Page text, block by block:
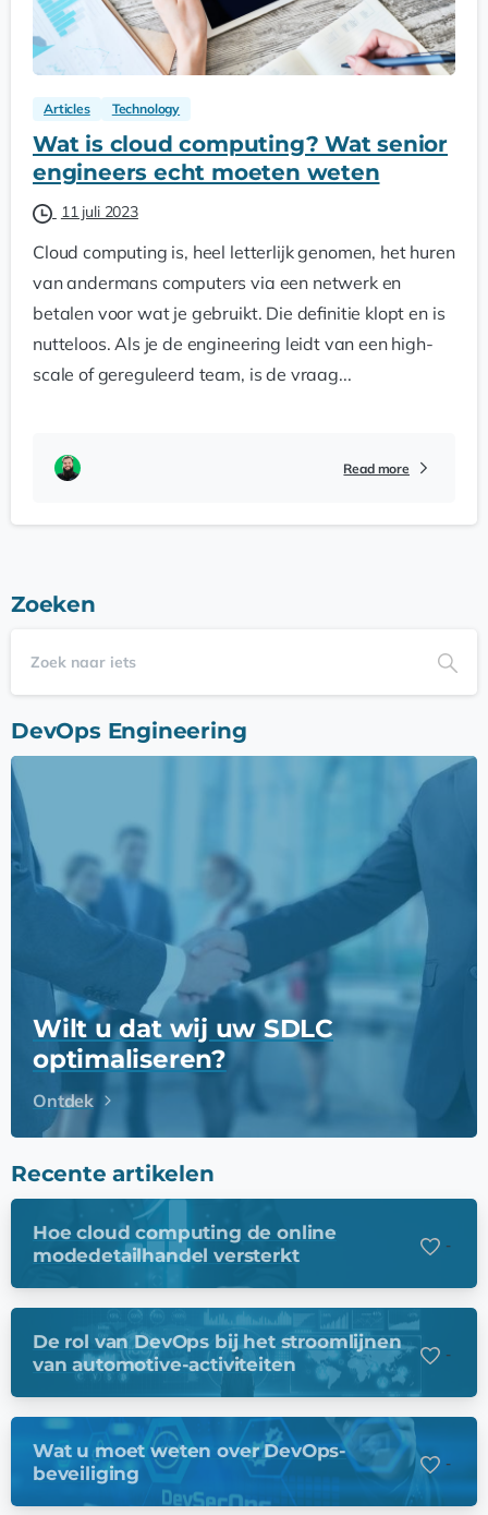
Articles Technology
Wat is cloud computing? Wat senior
engineers echt moeten weten
11 juli 2023
Cloud computing is, heel letterlijk genomen, het huren
van andermans computers via een netwerk en
betalen voor wat je gebruikt. Die definitie klopt en is
nutteloos. Als je de engineering leidt van een high-
scale of gereguleerd team, is de vraag...
Read more
Zoeken
DevOps Engineering
Wilt u dat wij uw SDLC
optimaliseren?
Ontdek
Recente artikelen
Hoe cloud computing de online
modedetailhandel versterkt
-
De rol van DevOps bij het stroomlijnen
van automotive-activiteiten
-
Wat u moet weten over DevOps-
beveiliging
-